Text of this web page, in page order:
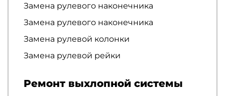
Замена рулевого наконечника
Замена рулевого наконечника
Замена рулевой колонки
Замена рулевой рейки
Ремонт выхлопной системы